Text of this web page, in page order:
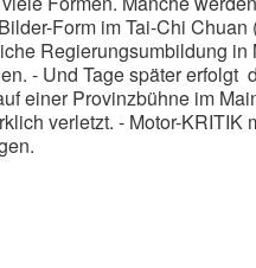
Form im Tai-Chi Chuan
Regierungsumbildung in
- Und Tage später erfolgt
einer Provinzbühne im
verletzt. - Motor-KRITIK